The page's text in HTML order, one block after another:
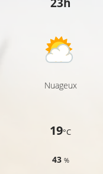
Nuageux
19°C
43 %